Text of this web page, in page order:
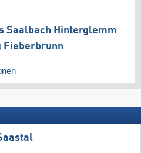
Saalbach Hinterglemm
Fieberbrunn